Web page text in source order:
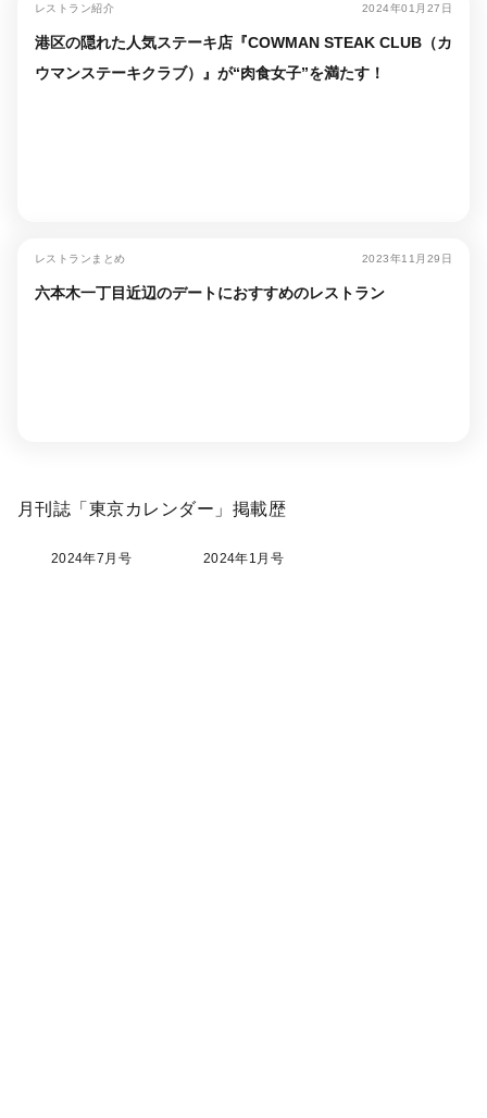
レストラン紹介 2024年01月27日
港区の隠れた人気ステーキ店『COWMAN STEAK CLUB（カ
ウマンステーキクラブ）』が“肉食女子”を満たす！
レストランまとめ 2023年11月29日
六本木一丁目近辺のデートにおすすめのレストラン
月刊誌「東京カレンダー」掲載歴
2024年7月号 2024年1月号